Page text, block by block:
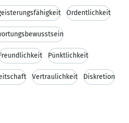
Ordentlichkeit
Pünktlichkeit
Vertraulichkeit Diskretion